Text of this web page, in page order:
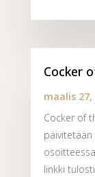
Cocker
maalis 27,
Cocker of
päivitetään
linkki